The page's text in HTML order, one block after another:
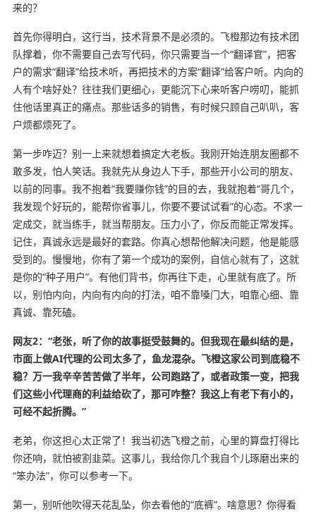
来的？
首先你得明白，这行当，技术背景不是必须的。飞橙那边有技术团
队撑着，你不需要自己去写代码，你只需要当一个“翻译官”，把客
户的需求“翻译”给技术听，再把技术的方案“翻译”给客户听。内向的
人有个啥好处？往往我们更细心，更能沉下心来听客户唠叨，能抓
住他话里真正的痛点。那些话多的销售，有时候只顾自己叭叭，客
户烦都烦死了。
第一步咋迈？别一上来就想着搞定大老板。我刚开始连朋友圈都不
敢多发，怕人笑话。我就先从身边人下手，那些开小公司的朋友、
以前的同事。我不抱着“我要赚你钱”的目的去，我就抱着“哥几个，
我发现个好玩的，能帮你省事儿，你要不要试试看”的心态。不求一
定成交，就当练手，就当帮朋友。压力小了，你反而能正常发挥。
记住，真诚永远是最好的套路。你真心想帮他解决问题，他是能感
受到的。慢慢地，你有了第一个成功的案例，自信心就有了，这就
是你的“种子用户”。有他们背书，你再往下走，心里就有底了。所
以，别怕内向，内向有内向的打法，咱不靠嗓门大，咱靠心细、靠
真诚、靠死磕。
网友2：“老张，听了你的故事挺受鼓舞的。但我现在最纠结的是，
市面上做AI代理的公司太多了，鱼龙混杂。飞橙这家公司到底稳不
稳？万一我辛辛苦苦做了半年，公司跑路了，或者政策一变，把我
们这些小代理商的利益给砍了，那可咋整？我这上有老下有小的，
可经不起折腾。”
老弟，你这担心太正常了！我当初选飞橙之前，心里的算盘打得比
你还响，就怕被割韭菜。这事儿，我给你几个我自个儿琢磨出来的
“笨办法”，你可以参考一下。
第一，别听他吹得天花乱坠，你去看他的“底裤”。啥意思？你得看